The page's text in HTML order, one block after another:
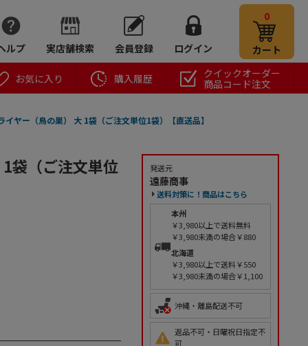
ルプ 実店舗検索 会員登録 ログイン
0
カート
お気に入り 購入履歴
クイックオーダー
商品コード注文
イヤー（鳥の巣） 大 1袋（ご注文単位1袋）【直送品】
袋（ご注文単位
発送元
遠藤商事
送料対策に！商品はこちら
本州
￥3,980以上で送料無料
￥3,980未満の場合￥880
北海道
￥3,980以上で送料￥550
￥3,980未満の場合￥1,100
沖縄・離島配送不可
返品不可・日曜祝日指定不
可